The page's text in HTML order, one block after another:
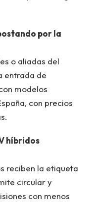
por la
o aliadas del
entrada de
modelos
con precios
híbridos
reciben la etiqueta
circular y
con menos